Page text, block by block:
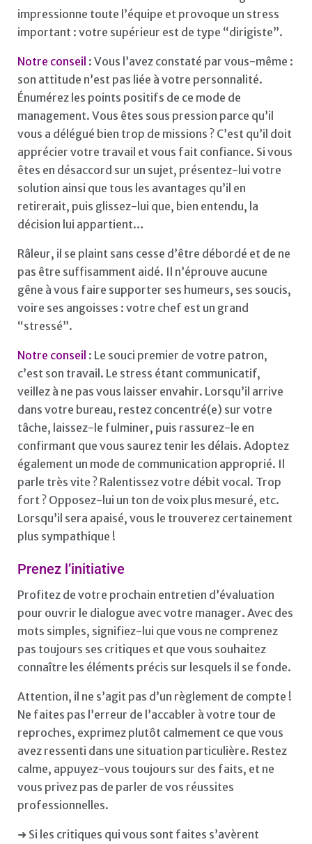
impressionne toute l’équipe et provoque un stress
important : votre supérieur est de type “dirigiste”.
Notre conseil : Vous l’avez constaté par vous-même :
son attitude n’est pas liée à votre personnalité.
Énumérez les points positifs de ce mode de
management. Vous êtes sous pression parce qu’il
vous a délégué bien trop de missions ? C’est qu’il doit
apprécier votre travail et vous fait confiance. Si vous
êtes en désaccord sur un sujet, présentez-lui votre
solution ainsi que tous les avantages qu’il en
retirerait, puis glissez-lui que, bien entendu, la
décision lui appartient…
Râleur, il se plaint sans cesse d’être débordé et de ne
pas être suffisamment aidé. Il n’éprouve aucune
gêne à vous faire supporter ses humeurs, ses soucis,
voire ses angoisses : votre chef est un grand
“stressé”.
Notre conseil : Le souci premier de votre patron,
c’est son travail. Le stress étant communicatif,
veillez à ne pas vous laisser envahir. Lorsqu’il arrive
dans votre bureau, restez concentré(e) sur votre
tâche, laissez-le fulminer, puis rassurez-le en
confirmant que vous saurez tenir les délais. Adoptez
également un mode de communication approprié. Il
parle très vite ? Ralentissez votre débit vocal. Trop
fort ? Opposez-lui un ton de voix plus mesuré, etc.
Lorsqu’il sera apaisé, vous le trouverez certainement
plus sympathique !
Prenez l’initiative
Profitez de votre prochain entretien d’évaluation
pour ouvrir le dialogue avec votre manager. Avec des
mots simples, signifiez-lui que vous ne comprenez
pas toujours ses critiques et que vous souhaitez
connaître les éléments précis sur lesquels il se fonde.
Attention, il ne s’agit pas d’un règlement de compte !
Ne faites pas l’erreur de l’accabler à votre tour de
reproches, exprimez plutôt calmement ce que vous
avez ressenti dans une situation particulière. Restez
calme, appuyez-vous toujours sur des faits, et ne
vous privez pas de parler de vos réussites
professionnelles.
➜ Si les critiques qui vous sont faites s’avèrent